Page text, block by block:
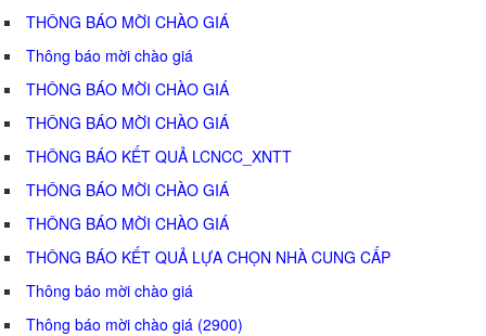
THÔNG BÁO MỜI CHÀO GIÁ
Thông báo mời chào giá
THÔNG BÁO MỜI CHÀO GIÁ
THÔNG BÁO MỜI CHÀO GIÁ
THÔNG BÁO KẾT QUẢ LCNCC_XNTT
THÔNG BÁO MỜI CHÀO GIÁ
THÔNG BÁO MỜI CHÀO GIÁ
THÔNG BÁO KẾT QUẢ LỰA CHỌN NHÀ CUNG CẤP
Thông báo mời chào giá
Thông báo mời chào giá (2900)